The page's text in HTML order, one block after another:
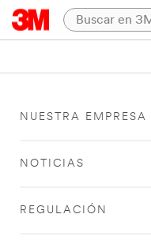
NUESTRA EMPRESA
NOTICIAS
REGULACIÓN